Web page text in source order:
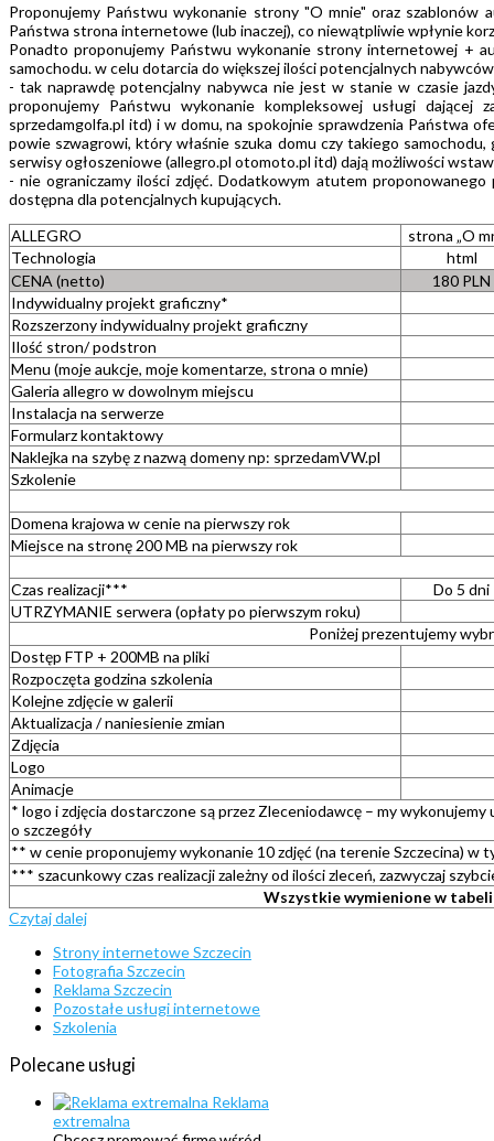
Proponujemy Państwu wykonanie strony "O mnie" oraz szablonów
Państwa strona internetowe (lub inaczej), co niewątpliwie wpłynie
Ponadto proponujemy Państwu wykonanie strony internetowej +
samochodu. w celu dotarcia do większej ilości potencjalnych
- tak naprawdę potencjalny nabywca nie jest w stanie w czasie
proponujemy Państwu wykonanie kompleksowej usługi dającej
sprzedamgolfa.pl itd) i w domu, na spokojnie sprawdzenia Państwa
powie szwagrowi, który właśnie szuka domu czy takiego
serwisy ogłoszeniowe (allegro.pl otomoto.pl itd) dają możliwości
- nie ograniczamy ilości zdjęć. Dodatkowym atutem
dostępna dla potencjalnych kupujących.
ALLEGRO
strona „O
Technologia
html
CENA (netto)
180 PLN
Indywidualny projekt graficzny*
Rozszerzony indywidualny projekt graficzny
Ilość stron/ podstron
Menu (moje aukcje, moje komentarze, strona o mnie)
Galeria allegro w dowolnym miejscu
Instalacja na serwerze
Formularz kontaktowy
Naklejka na szybę z nazwą domeny np: sprzedamVW.pl
Szkolenie
Domena krajowa w cenie na pierwszy rok
Miejsce na stronę 200 MB na pierwszy rok
Czas realizacji***
Do 5 dni
UTRZYMANIE serwera (opłaty po pierwszym roku)
Poniżej prezentujemy
Dostęp FTP + 200MB na pliki
Rozpoczęta godzina szkolenia
Kolejne zdjęcie w galerii
Aktualizacja / naniesienie zmian
Zdjęcia
Logo
Animacje
* logo i zdjęcia dostarczone są przez Zleceniodawcę – my wykonujemy
o szczegóły
** w cenie proponujemy wykonanie 10 zdjęć (na terenie Szczecina) w
*** szacunkowy czas realizacji zależny od ilości zleceń, zazwyczaj
Wszystkie wymienione w
Czytaj dalej
Strony internetowe Szczecin
Fotografia Szczecin
Reklama Szczecin
Pozostałe usługi internetowe
Szkolenia
Polecane usługi
Reklama
extremalna